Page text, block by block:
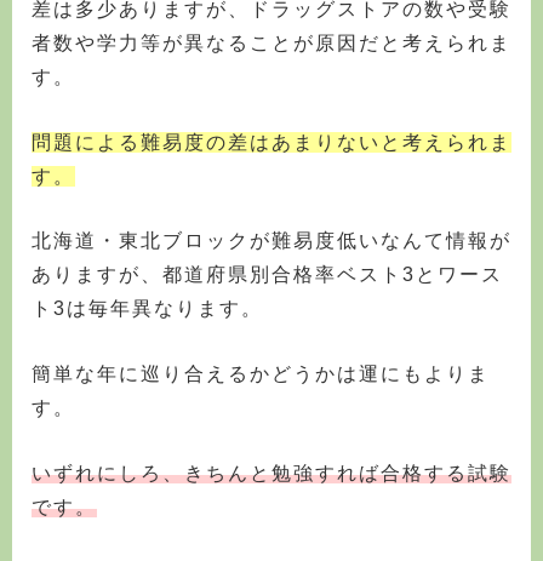
差は多少ありますが、ドラッグストアの数や受験
者数や学力等が異なることが原因だと考えられま
す。
問題による難易度の差はあまりないと考えられま
す。
北海道・東北ブロックが難易度低いなんて情報が
ありますが、都道府県別合格率ベスト3とワース
ト3は毎年異なります。
簡単な年に巡り合えるかどうかは運にもよりま
す。
いずれにしろ、きちんと勉強すれば合格する試験
です。